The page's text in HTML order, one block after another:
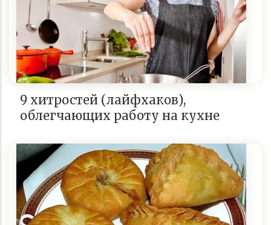
9 хитростей (лайфхаков),
облегчающих работу на кухне